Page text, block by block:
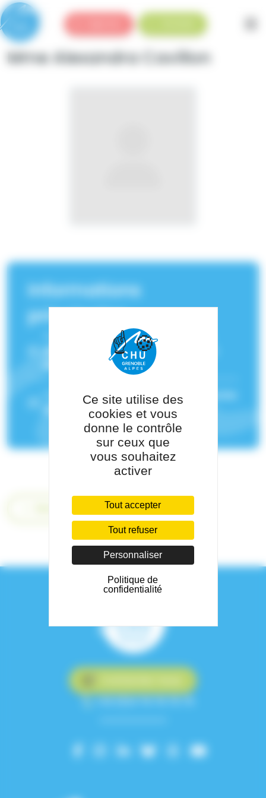
Mme Alexandra Cavillon
Informations
principales
Service(s) de rattachement :
spécialisé de l'obésité Grenoble Arc
Pôle de rattachement :Pôle de Médecine
des Spécialités
+33 (0)4 76 76 75 75
Panneau de gestion des cookies
Ce site utilise des
cookies et vous
donne le contrôle
sur ceux que
vous souhaitez
activer
Tout accepter
Tout refuser
Personnaliser
Politique de
confidentialité